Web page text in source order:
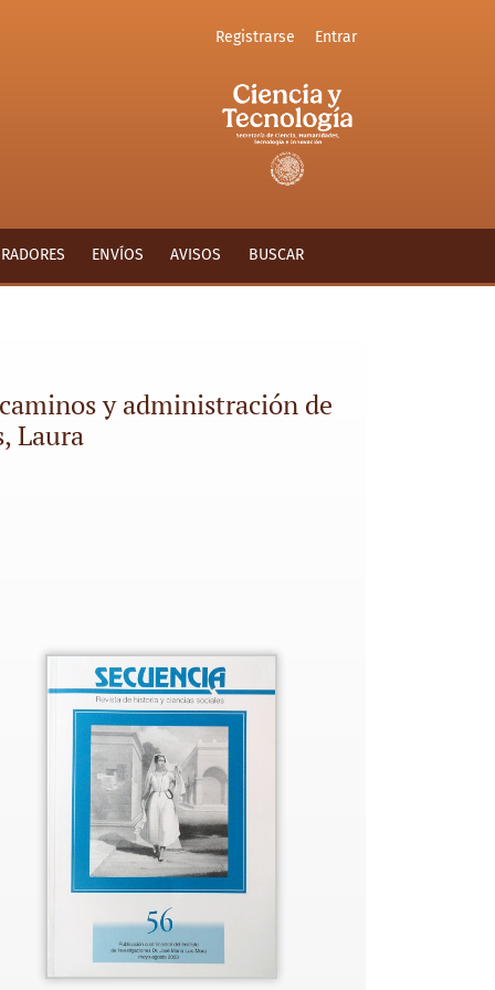
el siglo XIX: 1821-1855, Solares Robles, Laura
Registrarse Entrar
ENVÍOS AVISOS BUSCAR
y administración de
Laura